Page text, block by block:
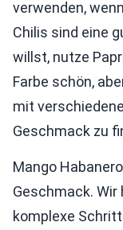
verwenden,
Chilis sind eine
willst, nutze
Farbe schön,
mit
Geschmack zu
Mango
Geschmack. Wir
komplexe